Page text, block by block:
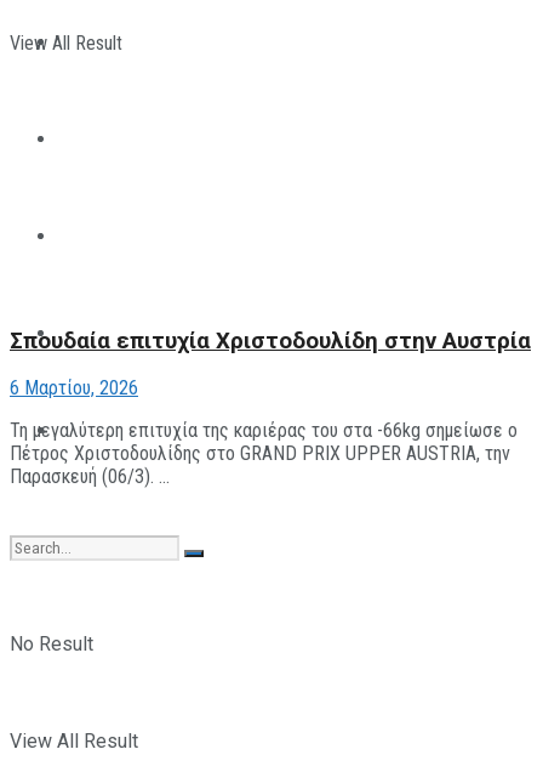
ΠΑΡΑΘΛΗΤΙΣΜΟΣ
ΠΑΝΕΠΙΣΤΗΜΙΑΚΟΣ
The All Sportcaster
No Result
View All Result
View All Result
Σπουδαία επιτυχία Χριστοδουλίδη στην Αυστρία
6 Μαρτίου, 2026
Τη μεγαλύτερη επιτυχία της καριέρας του στα -66kg σημείωσε ο
Πέτρος Χριστοδουλίδης στο GRAND PRIX UPPER AUSTRIA, την
Παρασκευή (06/3). ...